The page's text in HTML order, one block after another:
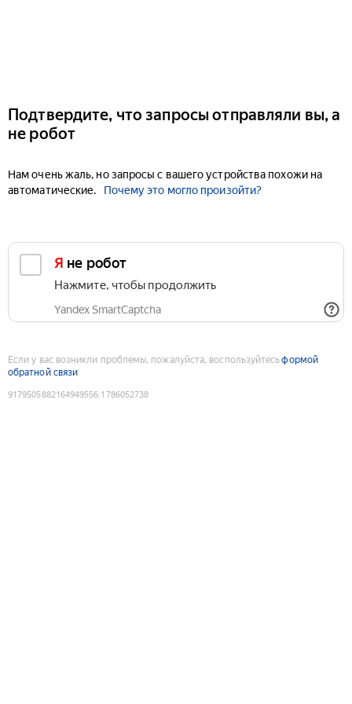
Подтвердите, что запросы отправляли вы, а
не робот
Нам очень жаль, но запросы с вашего устройства похожи на
автоматические.
Почему это могло произойти?
Я не робот
Нажмите, чтобы продолжить
Yandex SmartCaptcha
Если у вас возникли проблемы, пожалуйста, воспользуйтесьформой
обратной связи
9179505882164949556:1786052738